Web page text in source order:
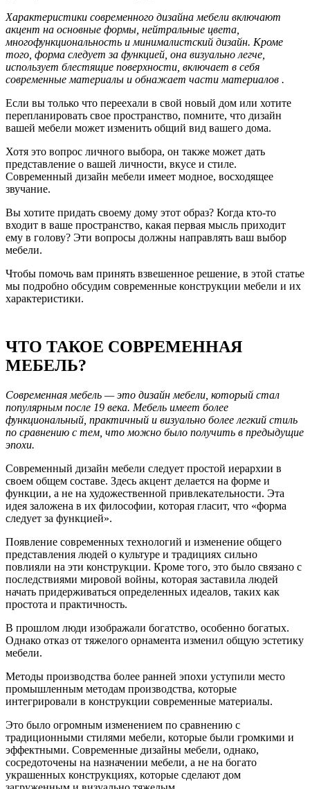
Характеристики современного дизайна мебели включают
акцент на основные формы, нейтральные цвета,
многофункциональность и минималистский дизайн. Кроме
того, форма следует за функцией, она визуально легче,
использует блестящие поверхности, включает в себя
современные материалы и обнажает части материалов .
Если вы только что переехали в свой новый дом или хотите
перепланировать свое пространство, помните, что дизайн
вашей мебели может изменить общий вид вашего дома.
Хотя это вопрос личного выбора, он также может дать
представление о вашей личности, вкусе и стиле.
Современный дизайн мебели имеет модное, восходящее
звучание.
Вы хотите придать своему дому этот образ? Когда кто-то
входит в ваше пространство, какая первая мысль приходит
ему в голову? Эти вопросы должны направлять ваш выбор
мебели.
Чтобы помочь вам принять взвешенное решение, в этой статье
мы подробно обсудим современные конструкции мебели и их
характеристики.
ЧТО ТАКОЕ СОВРЕМЕННАЯ
МЕБЕЛЬ?
Современная мебель — это дизайн мебели, который стал
популярным после 19 века. Мебель имеет более
функциональный, практичный и визуально более легкий стиль
по сравнению с тем, что можно было получить в предыдущие
эпохи.
Современный дизайн мебели следует простой иерархии в
своем общем составе. Здесь акцент делается на форме и
функции, а не на художественной привлекательности. Эта
идея заложена в их философии, которая гласит, что «форма
следует за функцией».
Появление современных технологий и изменение общего
представления людей о культуре и традициях сильно
повлияли на эти конструкции. Кроме того, это было связано с
последствиями мировой войны, которая заставила людей
начать придерживаться определенных идеалов, таких как
простота и практичность.
В прошлом люди изображали богатство, особенно богатых.
Однако отказ от тяжелого орнамента изменил общую эстетику
мебели.
Методы производства более ранней эпохи уступили место
промышленным методам производства, которые
интегрировали в конструкции современные материалы.
Это было огромным изменением по сравнению с
традиционными стилями мебели, которые были громкими и
эффектными. Современные дизайны мебели, однако,
сосредоточены на назначении мебели, а не на богато
украшенных конструкциях, которые сделают дом